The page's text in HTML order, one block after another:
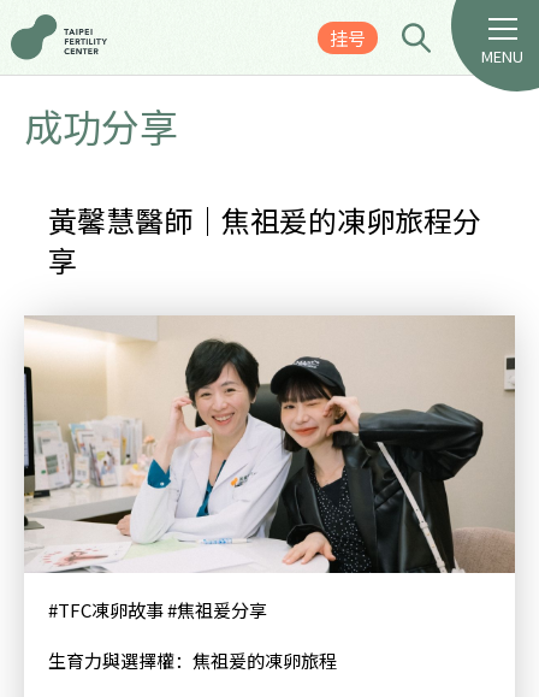
挂号
MENU
成功分享
黃馨慧醫師｜焦祖爰的凍卵旅程分
享
#TFC凍卵故事 #焦祖爰分享
生育力與選擇權：焦祖爰的凍卵旅程